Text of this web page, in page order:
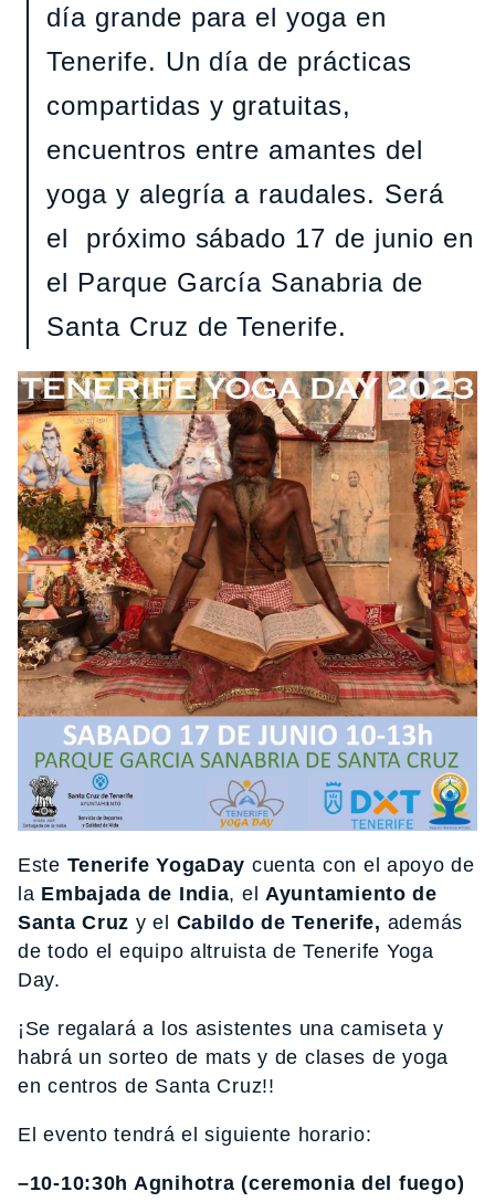
día grande para el yoga en
Tenerife. Un día de prácticas
compartidas y gratuitas,
encuentros entre amantes del
yoga y alegría a raudales. Será
el próximo sábado 17 de junio en
el Parque García Sanabria de
Santa Cruz de Tenerife.
Este Tenerife YogaDay cuenta con el apoyo de
la Embajada de India, elAyuntamiento de
Santa Cruz y el Cabildo de Tenerife, además
de todo el equipo altruista de Tenerife Yoga
Day.
¡Se regalará a los asistentes una camiseta y
habrá un sorteo de mats y de clases de yoga
en centros de Santa Cruz!!
El evento tendrá el siguiente horario:
–10-10:30h Agnihotra (ceremonia del fuego)